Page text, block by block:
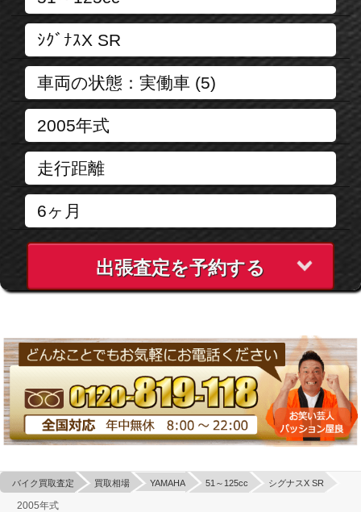
出張査定を予約する
バイク買取査定 買取相場 YAMAHA 51～125cc シグナスX SR
2005年式